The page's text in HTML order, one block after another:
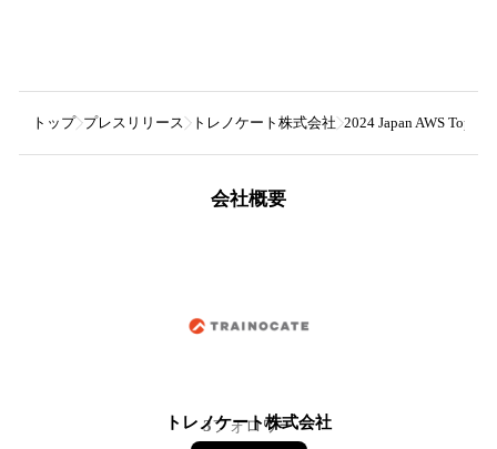
トップ プレスリリース トレノケート株式会社 2024 Japan AWS Top
会社概要
トレノケート株式会社
3フォロワー